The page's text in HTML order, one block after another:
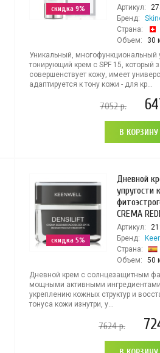
скидка 9% Артикул:
Бренд:
Страна:
Объем:
30
Уникальный,
тонирующий крем с SPF 15, который
совершенствует кожу, имеет
адаптируется к тону кожи - для кр...
7052р.
В КОРЗИНУ
скидка 5%
Дневной
упругости
CREMA
Артикул:
Бренд:
Страна:
Объем:
50
Дневной крем с солнцезащитным
мощными активными
укреплению кожных структур и
тонуса кожи изнутри, у...
7624р.